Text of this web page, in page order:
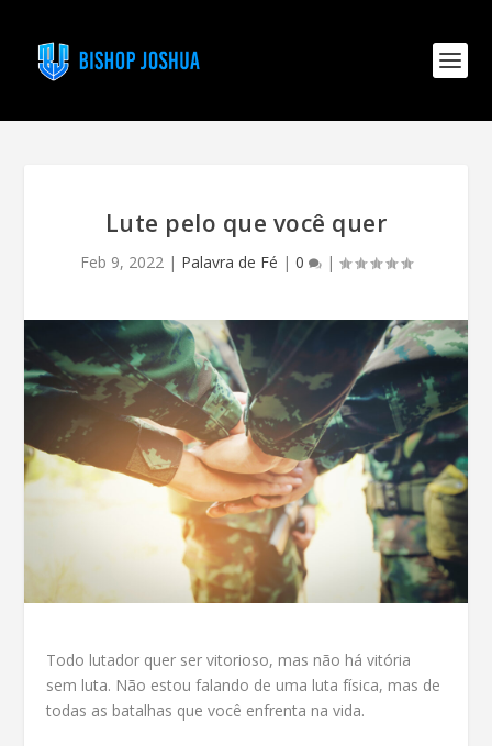
Lute pelo que você quer
Feb 9, 2022 | Palavra de Fé | 0 |
Todo lutador quer ser vitorioso, mas não há vitória
sem luta. Não estou falando de uma luta física, mas de
todas as batalhas que você enfrenta na vida.